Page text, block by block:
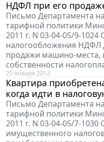
НДФЛ при его
Письмо Департамента
тарифной политики
2011 г. N 03-04-05/9-
налогообложения НДФЛ
продажи машино-места,
собственности
20 января 2012
Квартира
когда идти в
Письмо Департамента
тарифной политики
2011 г. N 03-04-05/7-
имущественного